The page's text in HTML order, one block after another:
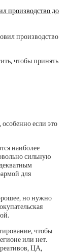
производство до
чтобы принять
если это
наиболее
сильную
для
но нужно
чтобы
или нет.
ЦА,